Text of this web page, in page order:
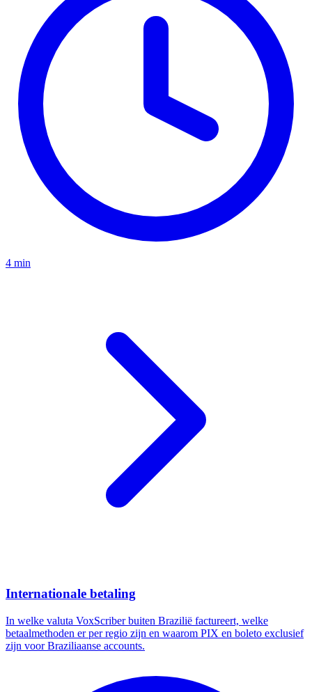
4 min
Internationale betaling
In welke valuta VoxScriber buiten Brazilië factureert, welke
betaalmethoden er per regio zijn en waarom PIX en boleto exclusief
zijn voor Braziliaanse accounts.